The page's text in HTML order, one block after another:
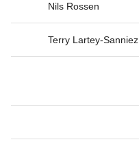
Nils Rossen
Terry Lartey-Sanniez